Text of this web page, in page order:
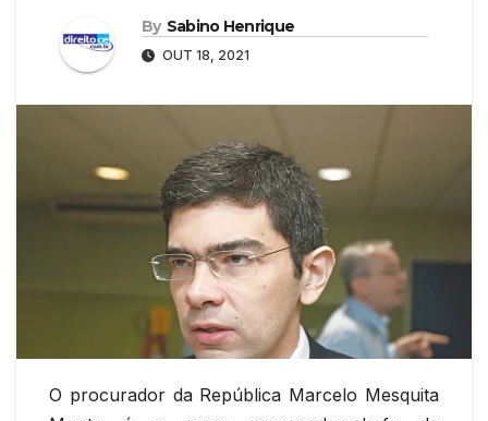
By Sabino Henrique
OUT 18, 2021
O procurador da República Marcelo Mesquita